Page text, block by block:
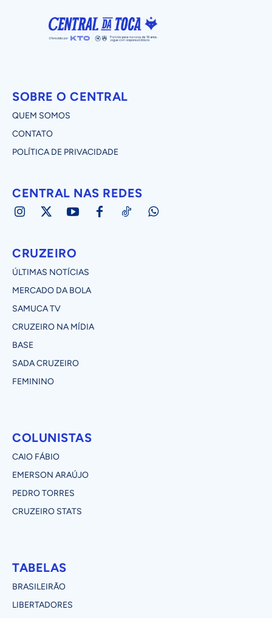
SOBRE O CENTRAL
QUEM SOMOS
CONTATO
POLÍTICA DE PRIVACIDADE
CENTRAL NAS REDES
CRUZEIRO
ÚLTIMAS NOTÍCIAS
MERCADO DA BOLA
SAMUCA TV
CRUZEIRO NA MÍDIA
BASE
SADA CRUZEIRO
FEMININO
COLUNISTAS
CAIO FÁBIO
EMERSON ARAÚJO
PEDRO TORRES
CRUZEIRO STATS
TABELAS
BRASILEIRÃO
LIBERTADORES